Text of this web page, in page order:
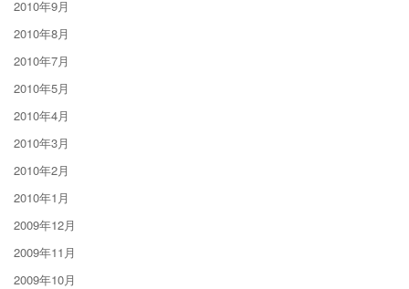
2010年9月
2010年8月
2010年7月
2010年5月
2010年4月
2010年3月
2010年2月
2010年1月
2009年12月
2009年11月
2009年10月